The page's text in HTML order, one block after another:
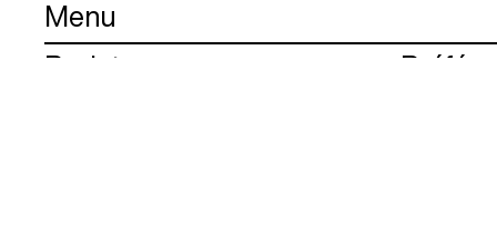
Menu
Projets